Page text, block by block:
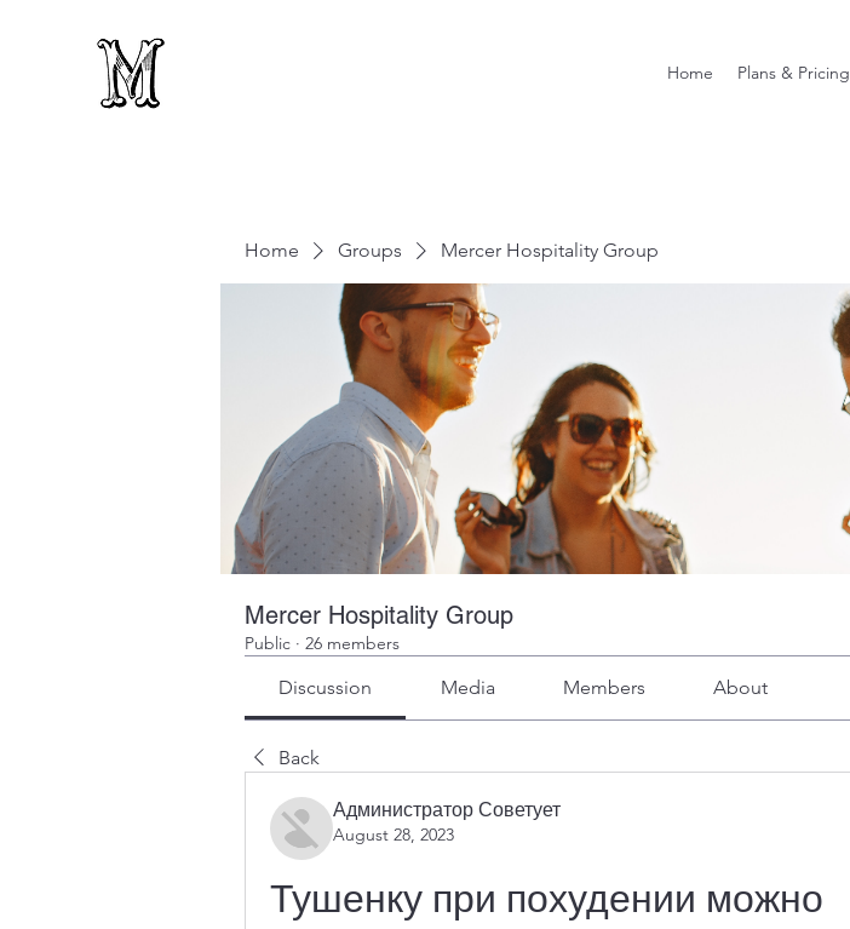
Home Plans & Pricing
Home Groups Mercer Hospitality Group
Mercer Hospitality Group
Public · 26 members
Discussion Media Members About
Back
Администратор Советует
August 28, 2023
Тушенку при похудении можно